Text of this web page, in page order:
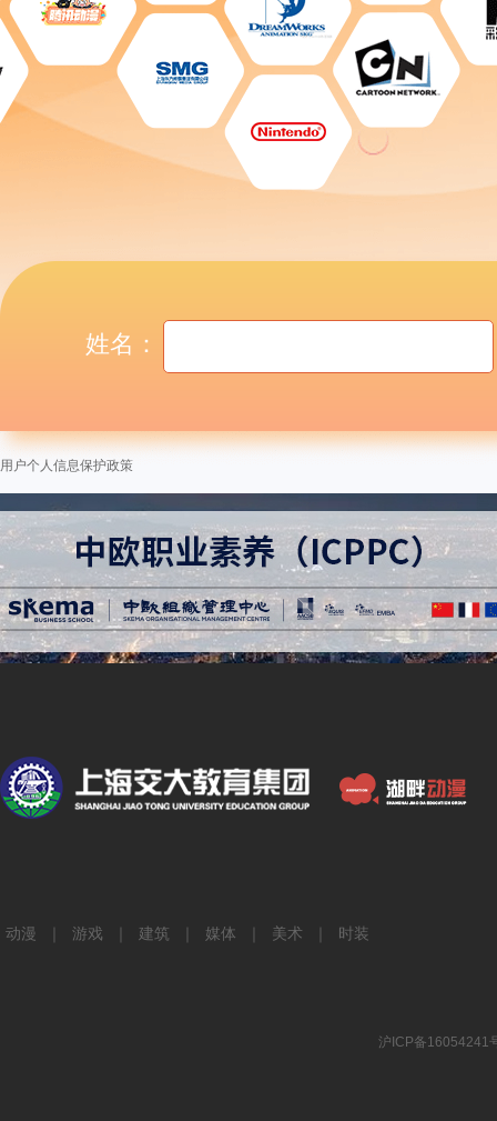
姓名：
用户个人信息保护政策
动漫 游戏 建筑 媒体 美术 时装
沪ICP备16054241